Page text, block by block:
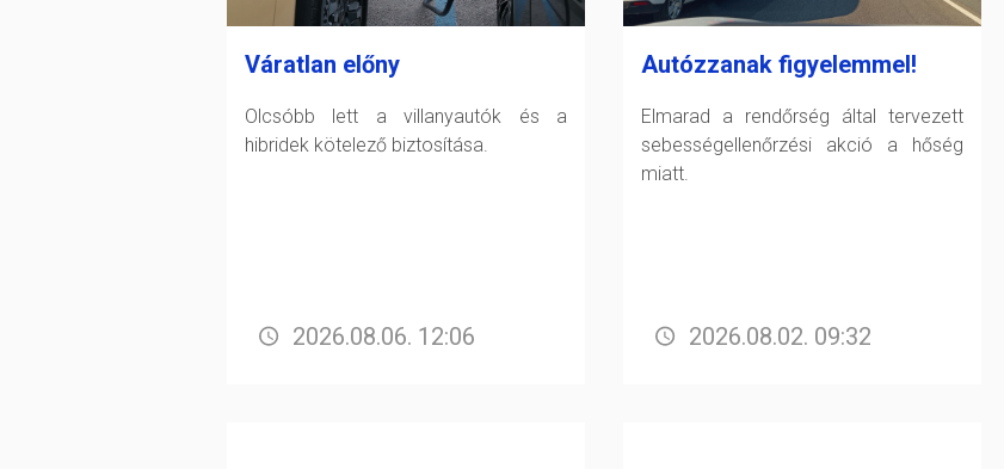
Váratlan előny
Olcsóbb lett a villanyautók és a
hibridek kötelező biztosítása.
2026.08.06. 12:06
Autózzanak figyelemmel!
Elmarad a rendőrség által tervezett
sebességellenőrzési akció a hőség
miatt.
2026.08.02. 09:32